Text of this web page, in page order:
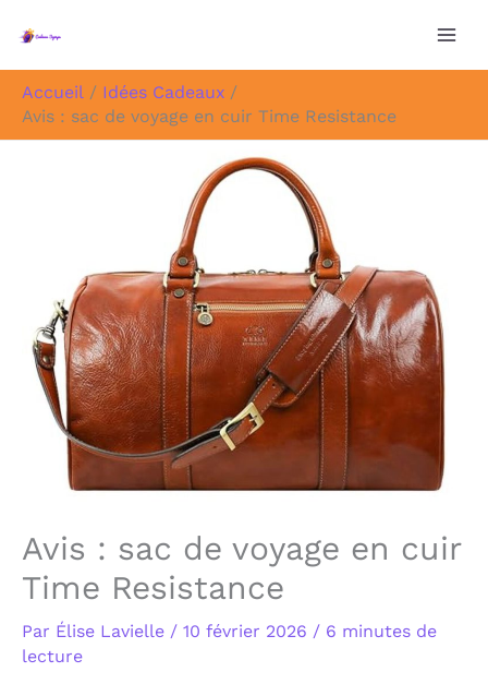
Accueil
Idées Cadeaux
Avis : sac de voyage en cuir Time Resistance
Avis : sac de voyage en cuir
Time Resistance
Par Élise Lavielle / 10 février 2026 / 6 minutes de
lecture